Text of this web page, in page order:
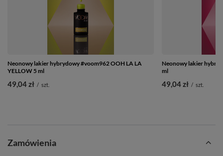
Neonowy lakier hybrydowy #voom962 OOH LA LA
YELLOW 5 ml
49,04 zł / szt.
Neonowy lakier
ml
49,04 zł / szt.
Zamówienia